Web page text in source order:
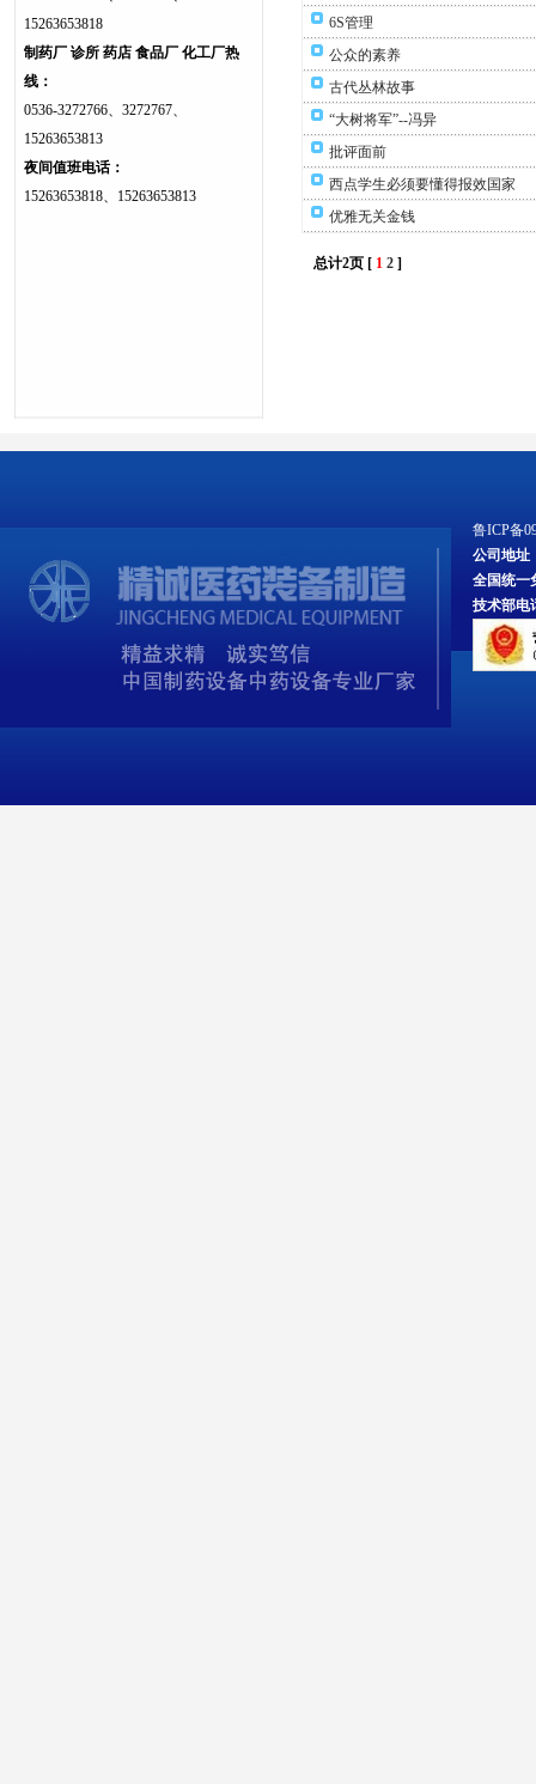
15263653818
制药厂 诊所 药店 食品厂 化工厂热
线：
0536-3272766、3272767、
15263653813
夜间值班电话：
15263653818、15263653813
6S管理
公众的素养
古代丛林故事
“大树将军”--冯异
批评面前
西点学生必须要懂得报效国家
优雅无关金钱
总计2页 [ 1 2 ]
鲁ICP备
公司地址
全国统一
技术部电